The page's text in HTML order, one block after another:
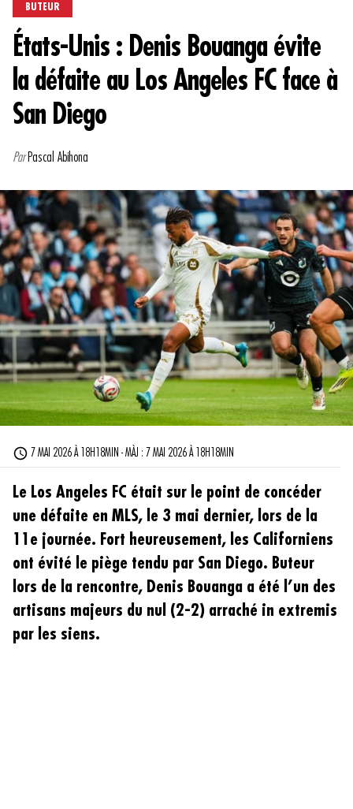
BUTEUR
États-Unis : Denis Bouanga évite
la défaite au Los Angeles FC face à
San Diego
ParPascal Abihona
7 MAI 2026 À 18H18MIN - MÀJ : 7 MAI 2026 À 18H18MIN
Le Los Angeles FC était sur le point de concéder
une défaite en MLS, le 3 mai dernier, lors de la
11e journée. Fort heureusement, les Californiens
ont évité le piège tendu par San Diego. Buteur
lors de la rencontre, Denis Bouanga a été l’un des
artisans majeurs du nul (2-2) arraché in extremis
par les siens.